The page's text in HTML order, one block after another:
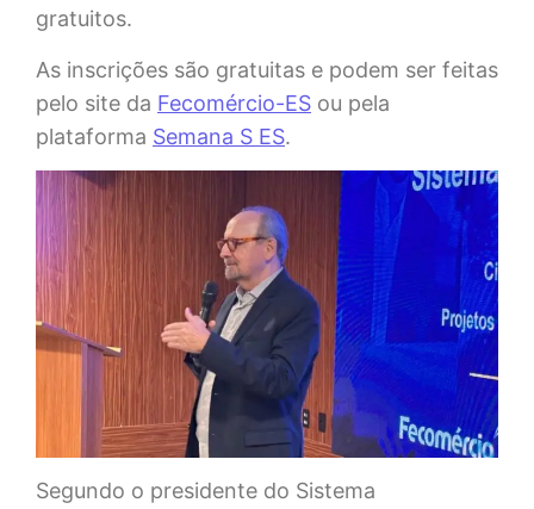
gratuitos.
As inscrições são gratuitas e podem ser feitas
pelo site da Fecomércio-ES ou pela
plataforma Semana S ES.
Segundo o presidente do Sistema